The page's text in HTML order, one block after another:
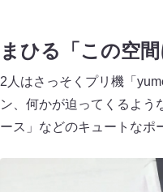
まひる「この空
2人はさっそくプリ機「
ン、何かが迫ってくるよ
ース」などのキュートなポ